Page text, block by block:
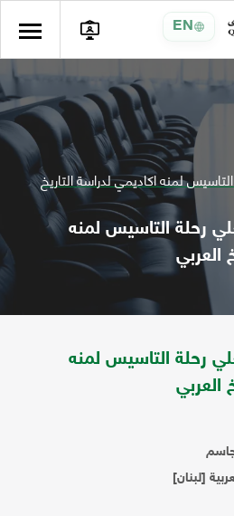
EN
لمنه اكاديمي لدراسة التاريخ
رحلة التاسيس لمنه
العربي
رحلة التاسيس لمنه
العربي
جاسم
[لبنان]